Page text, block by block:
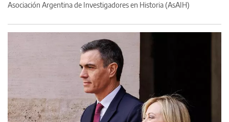
Asociación Argentina de Investigadores en Historia (AsAIH)